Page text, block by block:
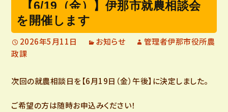
【6/19（金）】伊那市就農相談会
を開催します
2026年5月11日 お知らせ
管理者伊那市役所農
政課
次回の就農相談日を【6月19日（金）午後】に決定しました。
ご希望の方は随時お申込みください！